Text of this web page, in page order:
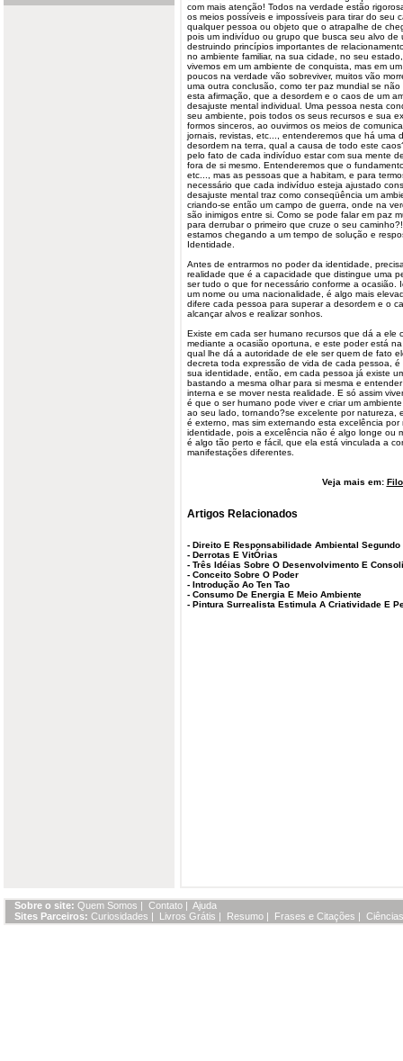
com mais atenção! Todos na verdade estão
os meios possíveis e impossíveis para tirar do seu
qualquer pessoa ou objeto que o atrapalhe de
pois um indivíduo ou grupo que busca seu alvo de
destruindo princípios importantes de
no ambiente familiar, na sua cidade, no seu
vivemos em um ambiente de conquista, mas em
poucos na verdade vão sobreviver, muitos vão
uma outra conclusão, como ter paz mundial se
esta afirmação, que a desordem e o caos de um
desajuste mental individual. Uma pessoa nesta
seu ambiente, pois todos os seus recursos e sua
formos sinceros, ao ouvirmos os meios de
jornais, revistas, etc..., entenderemos que há uma
desordem na terra, qual a causa de todo este
pelo fato de cada indivíduo estar com sua mente
fora de si mesmo. Entenderemos que o
etc..., mas as pessoas que a habitam, e para
necessário que cada indivíduo esteja ajustado
desajuste mental traz como conseqüência um
criando-se então um campo de guerra, onde na
são inimigos entre si. Como se pode falar em paz
para derrubar o primeiro que cruze o seu
estamos chegando a um tempo de solução e
Identidade.
Antes de entrarmos no poder da identidade,
realidade que é a capacidade que distingue uma
ser tudo o que for necessário conforme a ocasião.
um nome ou uma nacionalidade, é algo mais
difere cada pessoa para superar a desordem e o
alcançar alvos e realizar sonhos.
Existe em cada ser humano recursos que dá a ele
mediante a ocasião oportuna, e este poder está
qual lhe dá a autoridade de ele ser quem de fato
decreta toda expressão de vida de cada pessoa,
sua identidade, então, em cada pessoa já existe
bastando a mesma olhar para si mesma e
interna e se mover nesta realidade. E só assim
é que o ser humano pode viver e criar um
ao seu lado, tornando?se excelente por natureza,
é externo, mas sim externando esta excelência
identidade, pois a excelência não é algo longe ou
é algo tão perto e fácil, que ela está vinculada a
manifestações diferentes.
Veja mais em:
Artigos Relacionados
- Direito E Responsabilidade Ambiental Segundo
- Derrotas E VitÓrias
- Três Idéias Sobre O Desenvolvimento E
- Conceito Sobre O Poder
- Introdução Ao Ten Tao
- Consumo De Energia E Meio Ambiente
- Pintura Surrealista Estimula A Criatividade E
Sobre o site: Quem Somos | Contato | Ajuda
Sites Parceiros: Curiosidades | Livros Grátis | Resumo | Frases e Citações |